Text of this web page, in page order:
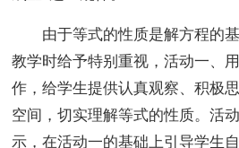
由于等式的性质是解方程的基
教学时给予特别重视，活动一、
作，给学生提供认真观察、积极
空间，切实理解等式的性质。活
示，在活动一的基础上引导学生